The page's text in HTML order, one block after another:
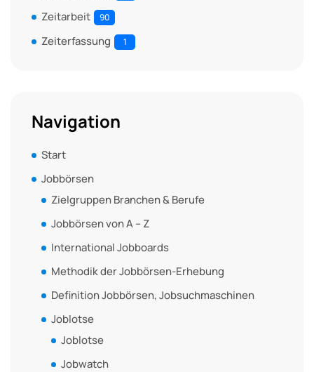
Zeitarbeit 90
Zeiterfassung 1
Navigation
Start
Jobbörsen
Zielgruppen Branchen & Berufe
Jobbörsen von A – Z
International Jobboards
Methodik der Jobbörsen-Erhebung
Definition Jobbörsen, Jobsuchmaschinen
Joblotse
Joblotse
Jobwatch